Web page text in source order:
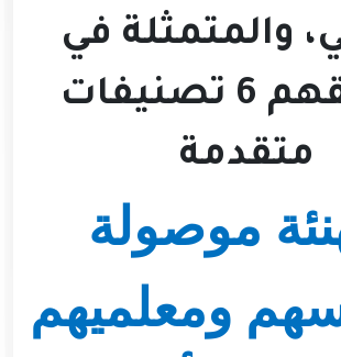
والمتمثلة في
تحقيقهم 6 تصنيفات
متقدمة
موصولة
ومعلميهم